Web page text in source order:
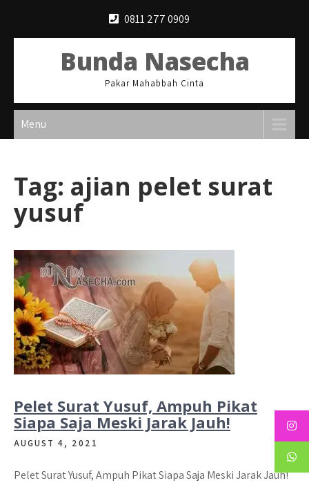
0811 277 0909
Bunda Nasecha
Pakar Mahabbah Cinta
Menu
Tag: ajian pelet surat
yusuf
Pelet Surat Yusuf, Ampuh Pikat
Siapa Saja Meski Jarak Jauh!
AUGUST 4, 2021
Pelet Surat Yusuf, Ampuh Pikat Siapa Saja Meski Jarak Jauh!